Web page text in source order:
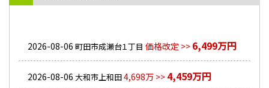
2026-08-06 町田市成瀬台１丁目 価格改定 >> 6,499万円
2026-08-06 大和市上和田4,698万 >> 4,459万円